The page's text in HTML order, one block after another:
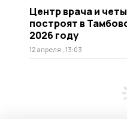
Центр врача и
построят в
2026 году
12 апреля , 13:03